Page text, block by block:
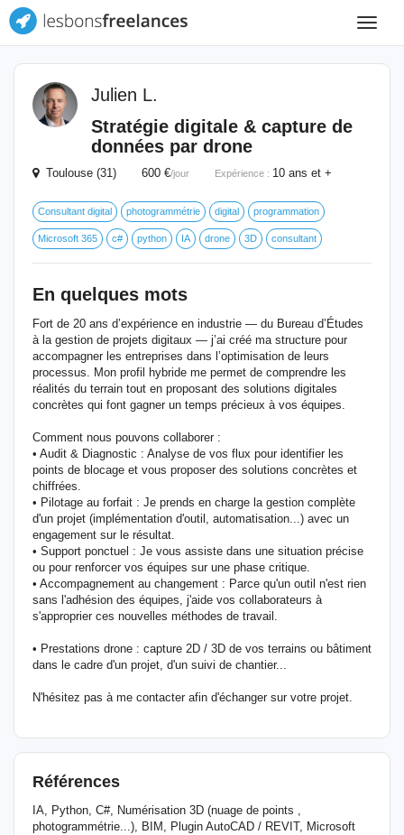
Toggle
Julien L.
Stratégie digitale & capture de
données par drone
Toulouse (31) 600 €/jour Expérience : 10 ans et +
Consultant digital photogrammétrie digital programmation
Microsoft 365 c# python IA drone 3D consultant
En quelques mots
Fort de 20 ans d’expérience en industrie — du Bureau d’Études
à la gestion de projets digitaux — j’ai créé ma structure pour
accompagner les entreprises dans l’optimisation de leurs
processus. Mon profil hybride me permet de comprendre les
réalités du terrain tout en proposant des solutions digitales
concrètes qui font gagner un temps précieux à vos équipes.
Comment nous pouvons collaborer :
• Audit & Diagnostic : Analyse de vos flux pour identifier les
points de blocage et vous proposer des solutions concrètes et
chiffrées.
• Pilotage au forfait : Je prends en charge la gestion complète
d'un projet (implémentation d'outil, automatisation...) avec un
engagement sur le résultat.
• Support ponctuel : Je vous assiste dans une situation précise
ou pour renforcer vos équipes sur une phase critique.
• Accompagnement au changement : Parce qu'un outil n'est rien
sans l'adhésion des équipes, j'aide vos collaborateurs à
s'approprier ces nouvelles méthodes de travail.
• Prestations drone : capture 2D / 3D de vos terrains ou bâtiment
dans le cadre d'un projet, d'un suivi de chantier...
N'hésitez pas à me contacter afin d'échanger sur votre projet.
Références
IA, Python, C#, Numérisation 3D (nuage de points ,
photogrammétrie...), BIM, Plugin AutoCAD / REVIT, Microsoft